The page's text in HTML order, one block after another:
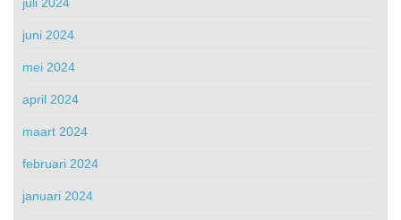
juni 2024
mei 2024
april 2024
maart 2024
februari 2024
januari 2024